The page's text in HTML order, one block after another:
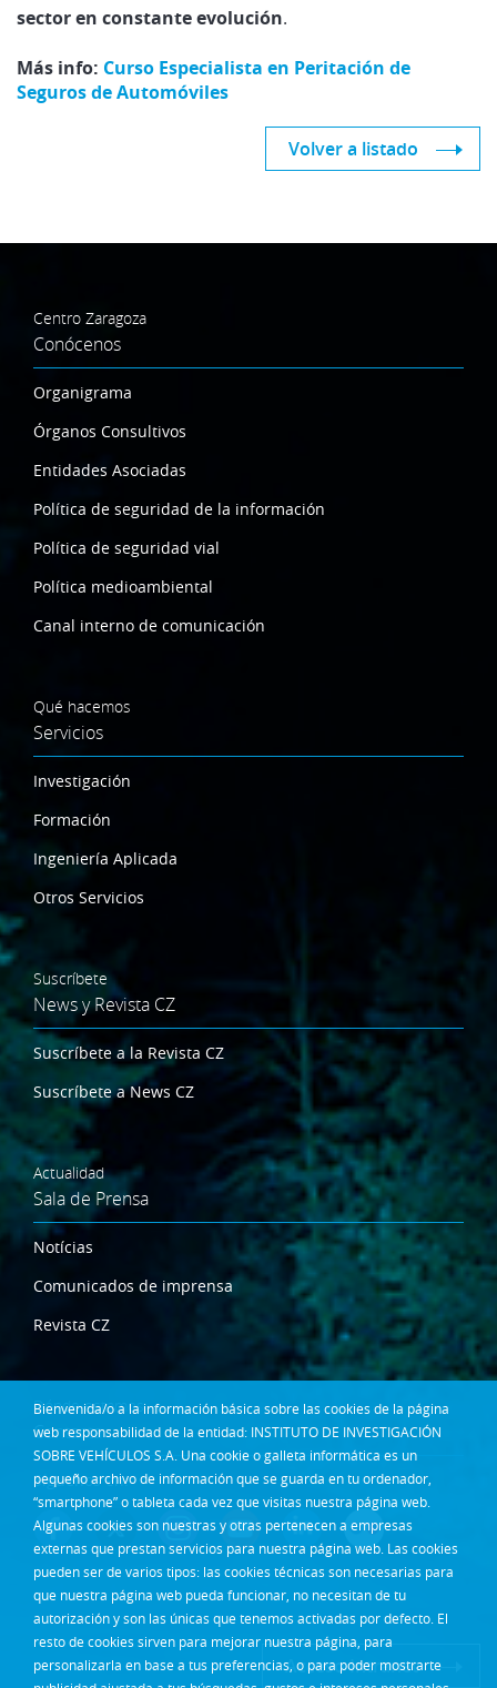
Bienvenida/o a la información básica sobre las cookies de la página
web responsabilidad de la entidad: INSTITUTO DE INVESTIGACIÓN
SOBRE VEHÍCULOS S.A. Una cookie o galleta informática es un
pequeño archivo de información que se guarda en tu ordenador,
“smartphone” o tableta cada vez que visitas nuestra página web.
Algunas cookies son nuestras y otras pertenecen a empresas
externas que prestan servicios para nuestra página web. Las cookies
pueden ser de varios tipos: las cookies técnicas son necesarias para
que nuestra página web pueda funcionar, no necesitan de tu
autorización y son las únicas que tenemos activadas por defecto. El
resto de cookies sirven para mejorar nuestra página, para
personalizarla en base a tus preferencias, o para poder mostrarte
sector en constante evolución.
Más info: Curso Especialista en Peritación de
Seguros de Automóviles
Volver a listado
Centro Zaragoza
Conócenos
Organigrama
Órganos Consultivos
Entidades Asociadas
Política de seguridad de la información
Política de seguridad vial
Política medioambiental
Canal interno de comunicación
Qué hacemos
Servicios
Investigación
Formación
Ingeniería Aplicada
Otros Servicios
Suscríbete
News y Revista CZ
Suscríbete a la Revista CZ
Suscríbete a News CZ
Actualidad
Sala de Prensa
Notícias
Comunicados de imprensa
Revista CZ
Dónde estamos
Contacta
Síguenos en:
Acceso Intranet